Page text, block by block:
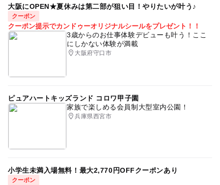
大阪にOPEN★夏休みは第二部が狙い目！やりたいが叶う♪
クーポン
クーポン提示でカンドゥーオリジナルシールをプレゼント！！
3歳からのお仕事体験デビューも叶う！ここ
にしかない体験が満載
大阪府守口市
ピュアハートキッズランド コロワ甲子園
家族で楽しめる会員制大型室内公園！
兵庫県西宮市
小学生未満入場無料！最大2,770円OFFクーポンあり
クーポン